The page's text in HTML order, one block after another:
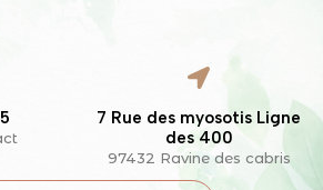
7 Rue des myosotis Ligne
des 400
97432 Ravine des cabris